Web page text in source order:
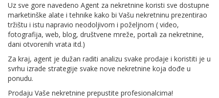
Uz sve gore navedeno Agent za nekretnine koristi sve dostupne
marketinške alate i tehnike kako bi Vašu nekretninu prezentirao
tržištu i istu napravio neodoljivom i poželjnom ( video,
fotografija, web, blog, društvene mreže, portali za nekretnine,
dani otvorenih vrata itd.)
Za kraj, agent je dužan raditi analizu svake prodaje i koristiti je u
svrhu izrade strategije svake nove nekretnine koja dođe u
ponudu.
Prodaju Vaše nekretnine prepustite profesionalcima!